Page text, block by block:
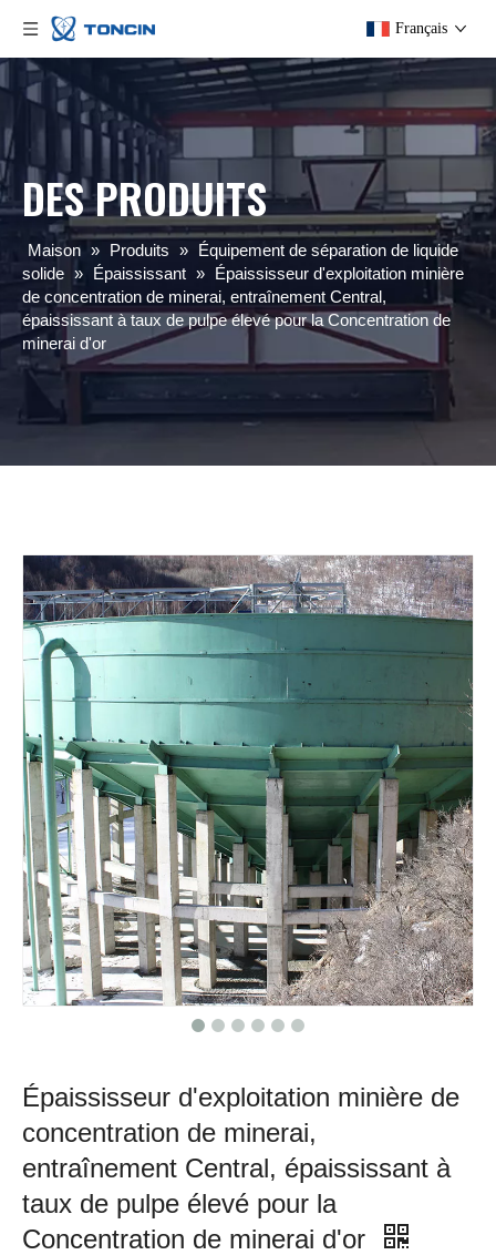
Français
DES PRODUITS
Maison » Produits » Équipement de séparation de liquide
solide » Épaississant » Épaississeur d'exploitation minière
de concentration de minerai, entraînement Central,
épaississant à taux de pulpe élevé pour la Concentration de
minerai d'or
Épaississeur d'exploitation minière de
concentration de minerai,
entraînement Central, épaississant à
taux de pulpe élevé pour la
Concentration de minerai d'or